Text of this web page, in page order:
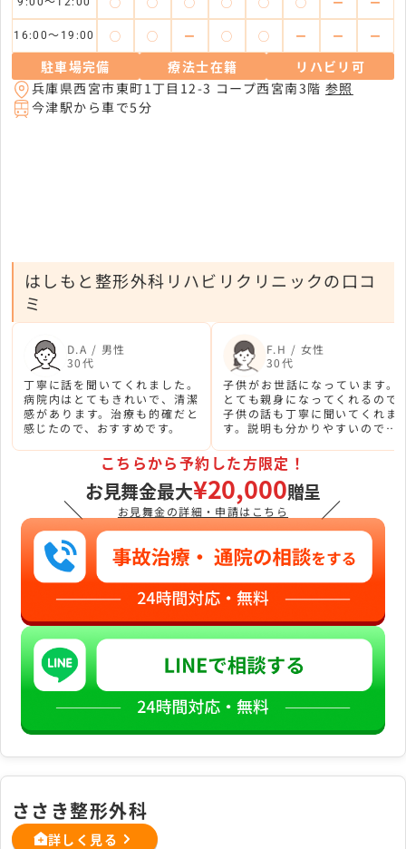
16:00～19:00 ◯ ◯ ー ◯ ◯ ー ー ー
駐車場完備 療法士在籍
リハビリ可
兵庫県西宮市東町1丁目12-3 コープ西宮南3階参照
今津駅から車で5分
はしもと整形外科リハビリクリニックの口コ
ミ
D.A / 男性
30代
丁寧に話を聞いてくれました。
病院内はとてもきれいで、清潔
感があります。治療も的確だと
感じたので、おすすめです。
F.H / 女性
30代
子供がお世話になっています。
とても親身になってくれるので
子供の話も丁寧に聞いてくれま
す。説明も分かりやすいので、
＼
こちらから予約した方限定！
お見舞金最大¥20,000贈呈
お見舞金の詳細・申請はこちら ／
ささき整形外科
詳しく見る